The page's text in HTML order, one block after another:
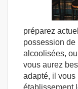
préparez
possession
alcoolisées,
vous aurez
adapté, il vous